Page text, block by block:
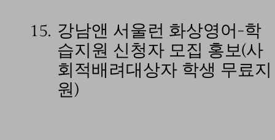
15. 강남앤 서울런 화상영어-학
습지원 신청자 모집 홍보(사
회적배려대상자 학생 무료지
원)